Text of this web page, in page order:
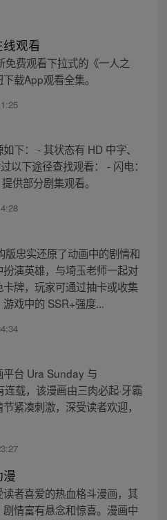
观看
费观看下拉式的《一人之
载App观看全集。
下： - 其状态有 HD 中字、
以下途径查找观看： - 闪电：
供部分剧集观看。
忠实还原了动画中的剧情和
演英雄，与埼玉老师一起对
牌，玩家可通过抽卡或收集
戏中的 SSR+强度...
平台 Ura Sunday 与
载，该漫画由三肉必起·牙霸
紧凑刺激，深受读者欢迎，
读者喜爱的热血格斗漫画，其
情富有悬念和惊喜。漫画中